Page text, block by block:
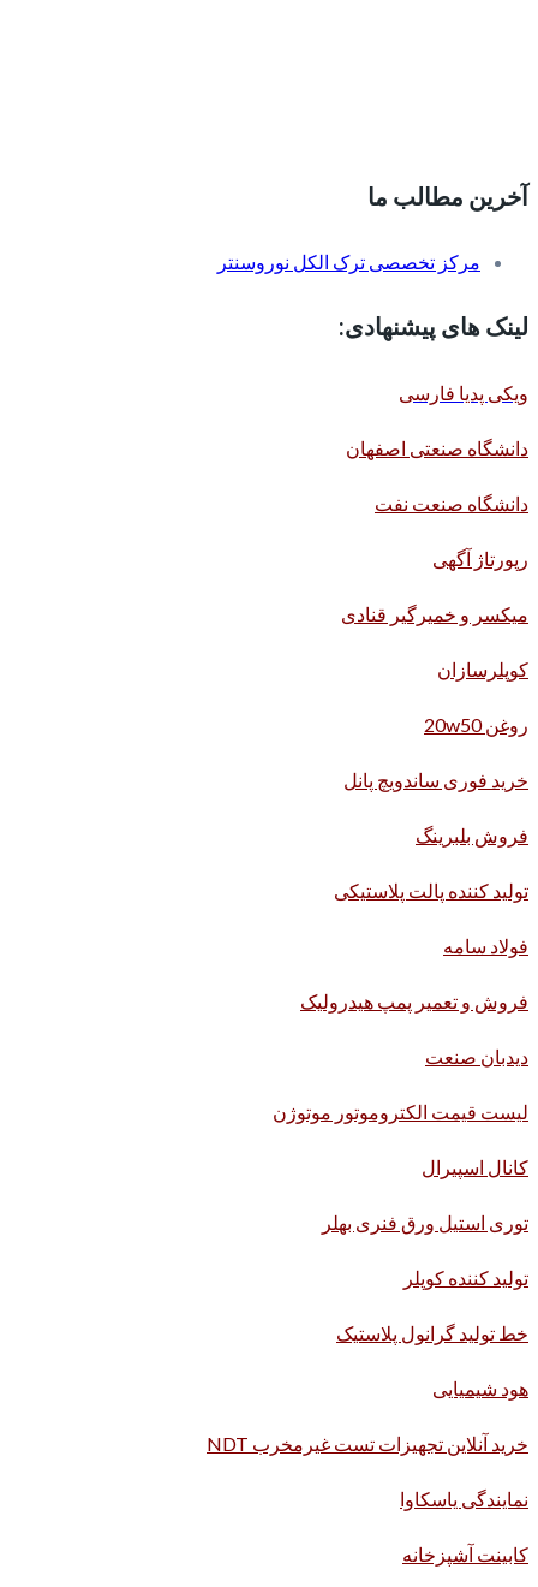
آخرین مطالب ما
مرکز تخصصی ترک الکل نوروسنتر
لینک های پیشنهادی:
ویکی پدیا فارسی
دانشگاه صنعتی اصفهان
دانشگاه صنعت نفت
رپورتاژ آگهی
میکسر و خمیرگیر قنادی
کوپلرسازان
روغن 20w50
خرید فوری ساندویچ پانل
فروش بلبرینگ
تولید کننده پالت پلاستیکی
فولاد سامه
فروش و تعمیر پمپ هیدرولیک
دیدبان صنعت
لیست قیمت الکتروموتور موتوژن
کانال اسپیرال
توری استیل ورق فنری بهلر
تولید کننده کوپلر
خط تولید گرانول پلاستیک
هود شیمیایی
خرید آنلاین تجهیزات تست غیرمخرب NDT
نمایندگی یاسکاوا
کابینت آشپزخانه